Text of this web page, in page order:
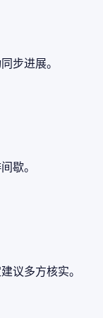
步进展。
歇。
议多方核实。